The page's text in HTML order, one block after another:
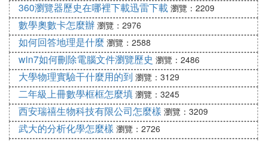
中國傳統的等級制記分法有：甲、乙、丙、丁；優、
良、中、差、劣等。現在也有採用優、良、及格、不
及格；5、4、3、2、1。
⑸ 語文120分是滿分，你認為要考到多少分
算優秀
有120分是滿分，要考到多少分算優秀，呢，肯定是1
00分以上才算是優秀吧，110分以上，我覺得那就是
360瀏覽器歷史在哪裡下載迅雷下載 瀏覽：2209
數學奧數卡怎麼辦 瀏覽：2976
如何回答地理是什麼 瀏覽：2588
win7如何刪除電腦文件瀏覽歷史 瀏覽：2486
大學物理實驗干什麼用的到 瀏覽：3129
二年級上冊數學框框怎麼填 瀏覽：3245
西安瑞禧生物科技有限公司怎麼樣 瀏覽：3209
武大的分析化學怎麼樣 瀏覽：2726